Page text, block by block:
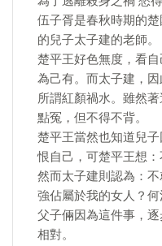
伍子胥是春秋時期的
的兒子太子建的老師。
楚平王好色無度，看
為己有。而太子建，因
所謂紅顏禍水。雖然
點冤，但不得不背。
楚平王當然也知道兒
恨自己，可楚平王想
然而太子建則認為：
強佔屬於我的女人？何
父子倆因為這件事，
相對。